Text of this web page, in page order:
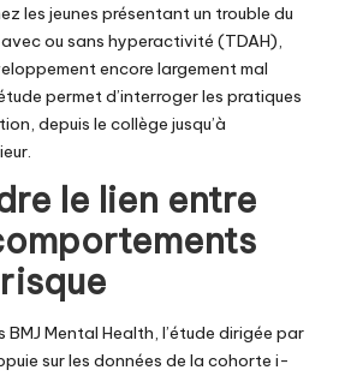
les jeunes présentant un trouble du
ou sans hyperactivité (TDAH),
encore largement mal
permet d’interroger les pratiques
depuis le collège jusqu’à
le lien entre
BMJ Mental Health, l’étude dirigée par
sur les données de la cohorte i-